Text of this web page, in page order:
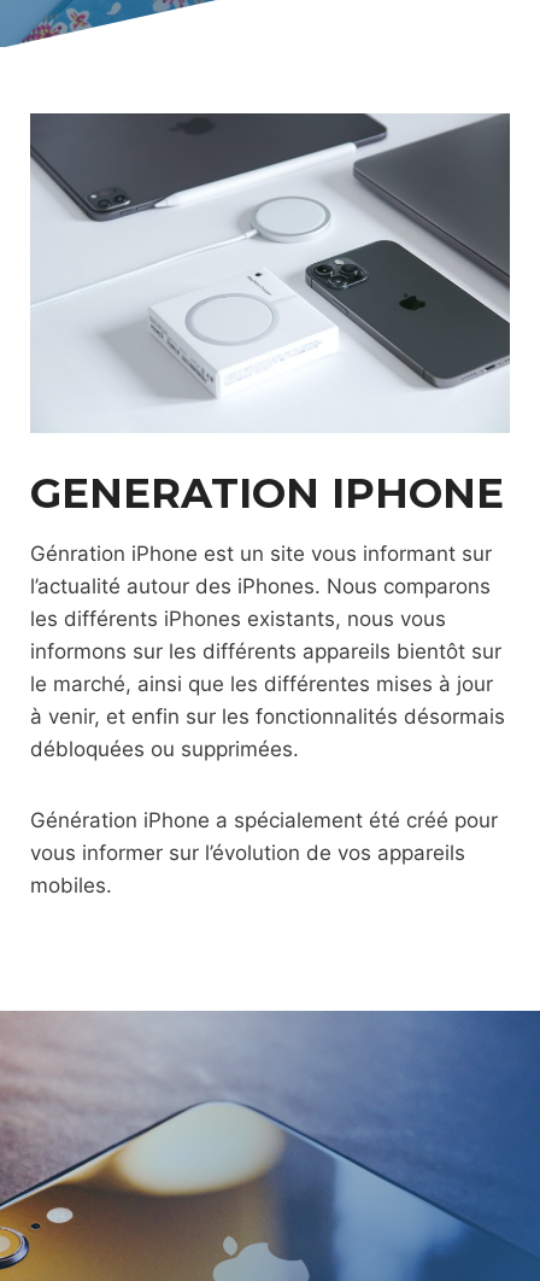
GENERATION IPHONE
Génration iPhone est un site vous informant sur
l’actualité autour des iPhones. Nous comparons
les différents iPhones existants, nous vous
informons sur les différents appareils bientôt sur
le marché, ainsi que les différentes mises à jour
à venir, et enfin sur les fonctionnalités désormais
débloquées ou supprimées.
Génération iPhone a spécialement été créé pour
vous informer sur l’évolution de vos appareils
mobiles.